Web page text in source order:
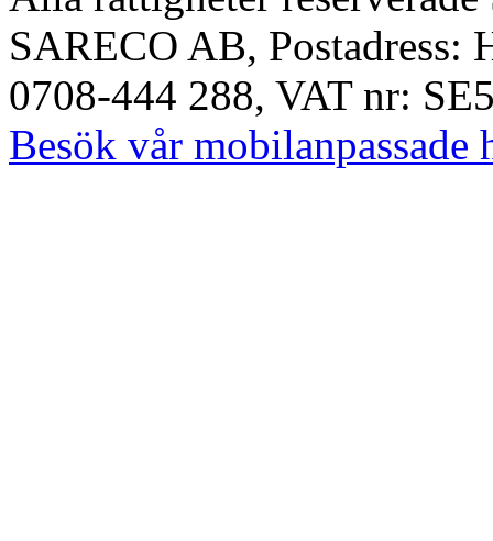
SARECO AB, Postadress:
0708-444 288, VAT nr:
Besök vår mobilanpassade